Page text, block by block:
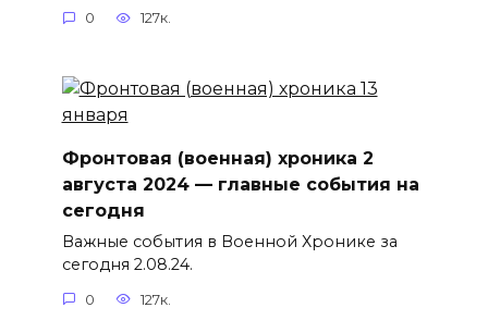
0 127к.
Фронтовая (военная) хроника 2
августа 2024 — главные события на
сегодня
Важные события в Военной Хронике за
сегодня 2.08.24.
0 127к.